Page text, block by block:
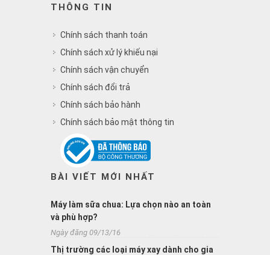
THÔNG TIN
Chính sách thanh toán
Chính sách xử lý khiếu nại
Chính sách vận chuyển
Chính sách đổi trả
Chính sách bảo hành
Chính sách bảo mật thông tin
BÀI VIẾT MỚI NHẤT
Máy làm sữa chua: Lựa chọn nào an toàn
và phù hợp?
Ngày đăng 09/13/16
Thị trường các loại máy xay dành cho gia